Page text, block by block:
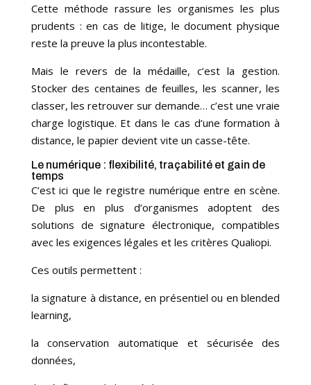
Cette méthode rassure les organismes les plus
prudents : en cas de litige, le document physique
reste la preuve la plus incontestable.
Mais le revers de la médaille, c’est la gestion.
Stocker des centaines de feuilles, les scanner, les
classer, les retrouver sur demande… c’est une vraie
charge logistique. Et dans le cas d’une formation à
distance, le papier devient vite un casse-tête.
Le numérique : flexibilité, traçabilité et gain de
temps
C’est ici que le registre numérique entre en scène.
De plus en plus d’organismes adoptent des
solutions de signature électronique, compatibles
avec les exigences légales et les critères Qualiopi.
Ces outils permettent :
la signature à distance, en présentiel ou en blended
learning,
la conservation automatique et sécurisée des
données,